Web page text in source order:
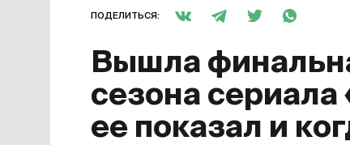
ПОДЕЛИТЬСЯ:
Вышла
сезона
ее показал и